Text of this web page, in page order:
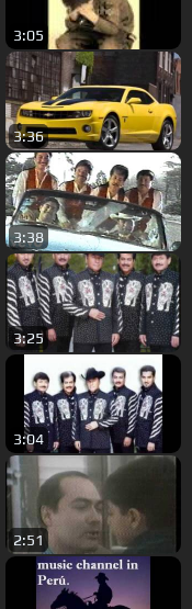
3:05
3:36
3:38
3:25
3:04
2:51